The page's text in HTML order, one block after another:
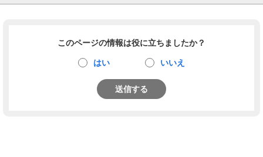
このページの情報は役に立ちましたか？
はい いいえ
送信する